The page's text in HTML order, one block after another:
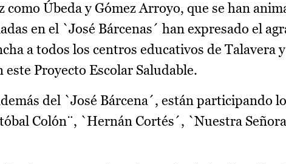
Úbeda y Gómez Arroyo, que se han
en el `José Bárcenas´ han expresado el
a todos los centros educativos de Talavera
Proyecto Escolar Saludable.
del `José Bárcena´, están participando
Colón¨, `Hernán Cortés´, `Nuestra